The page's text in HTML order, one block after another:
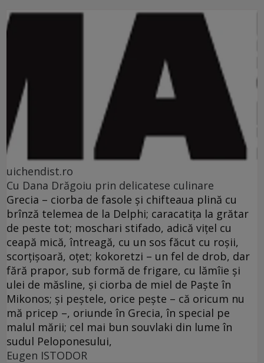
uichendist.ro
Cu Dana Drăgoiu prin delicatese culinare
Grecia – ciorba de fasole şi chifteaua plină cu
brînză telemea de la Delphi; caracatiţa la grătar
de peste tot; moschari stifado, adică viţel cu
ceapă mică, întreagă, cu un sos făcut cu roşii,
scorţişoară, oţet; kokoretzi – un fel de drob, dar
fără prapor, sub formă de frigare, cu lămîie şi
ulei de măsline, şi ciorba de miel de Paşte în
Mikonos; şi peştele, orice peşte – că oricum nu
mă pricep –, oriunde în Grecia, în special pe
malul mării; cel mai bun souvlaki din lume în
sudul Peloponesului,
Eugen ISTODOR